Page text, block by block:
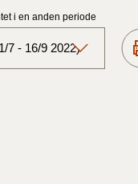
i en anden periode
7 - 16/9 2022)